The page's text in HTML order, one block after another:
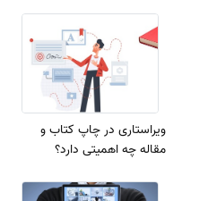
ویراستاری در چاپ کتاب و
مقاله چه اهمیتی دارد؟